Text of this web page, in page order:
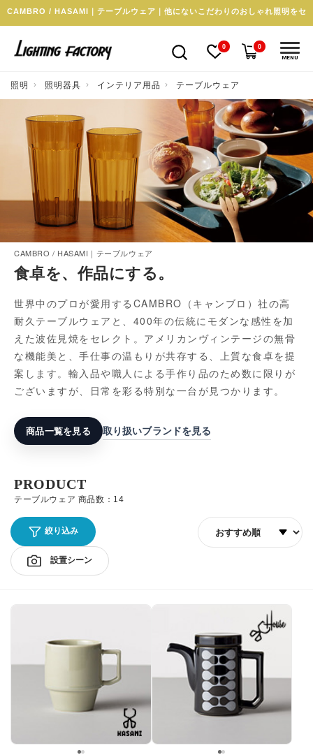
CAMBRO / HASAMI｜テーブルウェア｜他にないこだわりのおしゃれ照明をセ
0 0
MENU
照明 照明器具 インテリア用品 テーブルウェア
CAMBRO / HASAMI｜テーブルウェア
食卓を、作品にする。
世界中のプロが愛用するCAMBRO（キャンブロ）社の高
耐久テーブルウェアと、400年の伝統にモダンな感性を加
えた波佐見焼をセレクト。アメリカンヴィンテージの無骨
な機能美と、手仕事の温もりが共存する、上質な食卓を提
案します。輸入品や職人による手作り品のため数に限りが
ございますが、日常を彩る特別な一台が見つかります。
商品一覧を見る 取り扱いブランドを見る
テーブルウェア 商品数：14
PRODUCT
絞り込み
設置シーン
並び順